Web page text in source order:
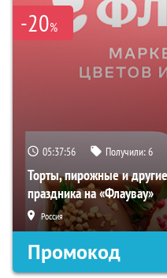
-20%
05:37:55 Получили:6
Торты, пирожные и
праздника на «Флаувау»
Россия
Промокод